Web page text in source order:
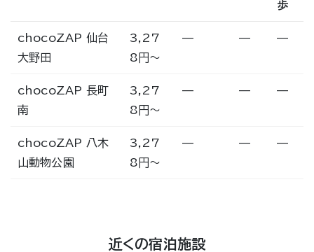
歩
chocoZAP 仙台
大野田
3,27
8円〜
— — —
chocoZAP 長町
南
3,27
8円〜
— — —
chocoZAP 八木
山動物公園
3,27
8円〜
— — —
近くの宿泊施設